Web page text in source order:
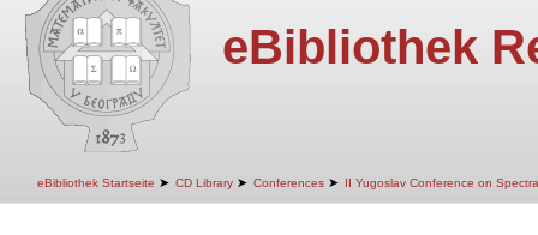
eBibliothek
eBibliothek Startseite ➤ CD Library ➤ Conferences ➤ II Yugoslav Conference on